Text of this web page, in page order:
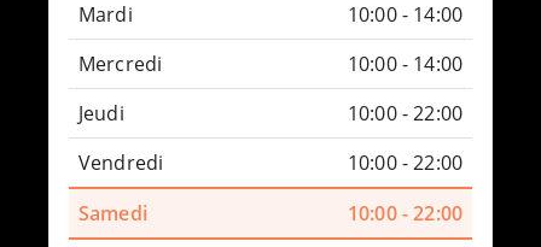
Mardi
10:00 - 14:00
Mercredi
10:00 - 14:00
Jeudi
10:00 - 22:00
Vendredi
10:00 - 22:00
Samedi
10:00 - 22:00